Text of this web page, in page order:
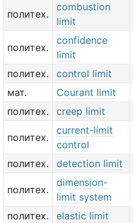
политех.
combustion
limit
политех.
confidence
limit
политех. control limit
мат.
Courant limit
политех.
creep limit
политех.
current-limit
control
политех.
detection limit
политех.
dimension-
limit system
политех. elastic limit